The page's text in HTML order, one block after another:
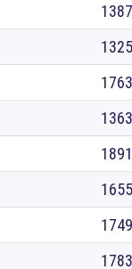
1387
1325
1763
1363
1891
1655
1749
1783